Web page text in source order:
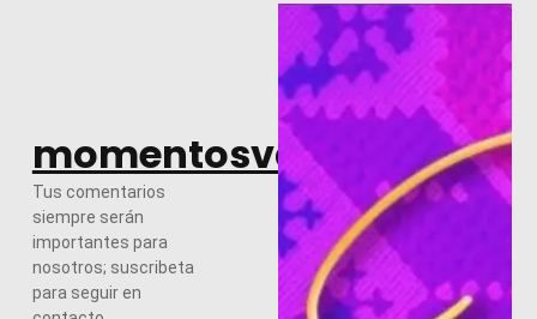
momentosvalles.com
Tus comentarios
siempre serán
importantes para
nosotros; suscribeta
para seguir en